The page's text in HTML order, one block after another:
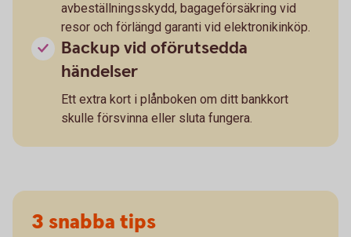
avbeställningsskydd, bagageförsäkring vid
resor och förlängd garanti vid elektronikinköp.
Backup vid oförutsedda
händelser
Ett extra kort i plånboken om ditt bankkort
skulle försvinna eller sluta fungera.
3 snabba tips